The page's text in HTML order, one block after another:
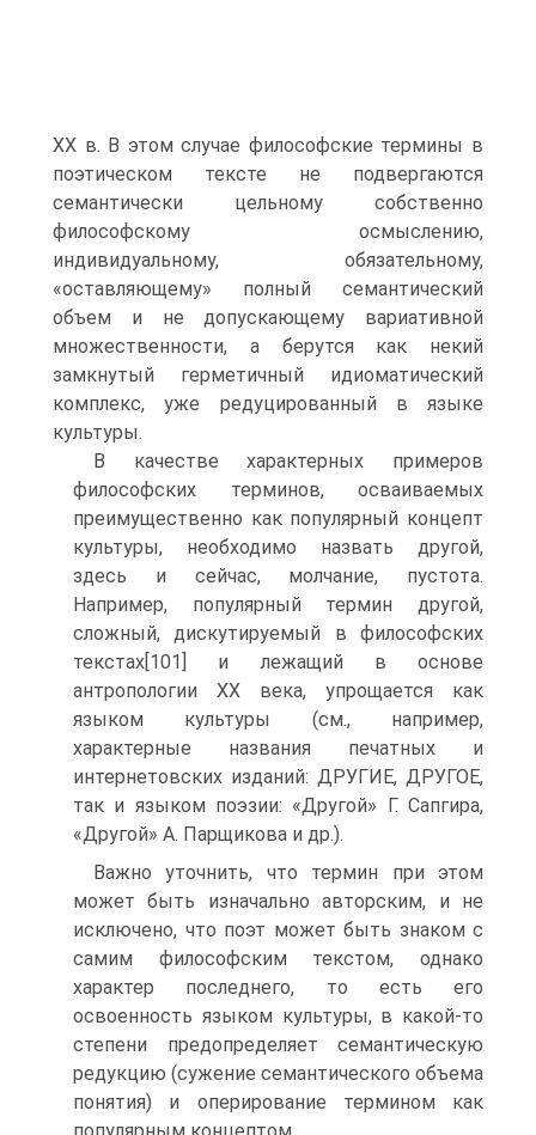
ХХ в. В этом случае философские термины в
поэтическом тексте не подвергаются
семантически цельному собственно
философскому осмыслению,
индивидуальному, обязательному,
«оставляющему» полный семантический
объем и не допускающему вариативной
множественности, а берутся как некий
замкнутый герметичный идиоматический
комплекс, уже редуцированный в языке
культуры.
В качестве характерных примеров
философских терминов, осваиваемых
преимущественно как популярный концепт
культуры, необходимо назвать другой,
здесь и сейчас, молчание, пустота.
Например, популярный термин другой,
сложный, дискутируемый в философских
текстах[101] и лежащий в основе
антропологии ХХ века, упрощается как
языком культуры (см., например,
характерные названия печатных и
интернетовских изданий: ДРУГИЕ, ДРУГОЕ,
так и языком поэзии: «Другой» Г. Сапгира,
«Другой» А. Парщикова и др.).
Важно уточнить, что термин при этом
может быть изначально авторским, и не
исключено, что поэт может быть знаком с
самим философским текстом, однако
характер последнего, то есть его
освоенность языком культуры, в какой-то
степени предопределяет семантическую
редукцию (сужение семантического объема
понятия) и оперирование термином как